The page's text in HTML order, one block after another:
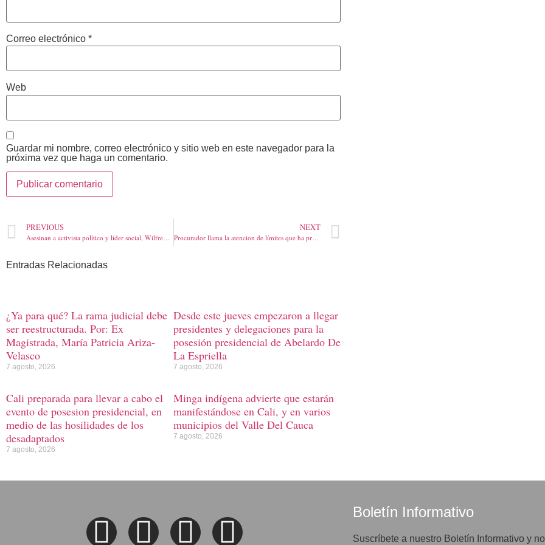
Correo electrónico *
Web
Guardar mi nombre, correo electrónico y sitio web en este navegador para la
próxima vez que haga un comentario.
PREVIOUS
Asesinan a activista político y líder social, Wilfredo Braca, del Centro Democrático en Puerto Rondón, Arauca,
NEXT
Procurador llama la atencion de límites que ha pretendido el régimen imponerle a la Procurduría para el control electoral
Entradas Relacionadas
¿Ya para qué? La rama judicial debe
ser reestructurada. Por: Ex
Magistrada, María Patricia Ariza-
Velasco
7 agosto, 2026
Desde este jueves empezaron a llegar
presidentes y delegaciones para la
posesión presidencial de Abelardo De
La Espriella
7 agosto, 2026
Cali preparada para llevar a cabo el
evento de posesion presidencial, en
medio de las hosilidades de los
desadaptados
7 agosto, 2026
Minga indígena advierte que estarán
manifestándose en Cali, y en varios
municipios del Valle Del Cauca
7 agosto, 2026
Boletín Informativo
Suscríbete a nuestro Boletín Informativo y